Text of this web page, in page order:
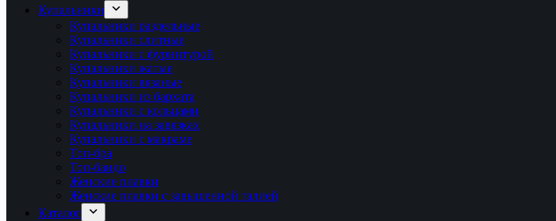
Купальники
Купальники раздельные
Купальники слитные
Купальники с фурнитурой
Купальники жатые
Купальники вязаные
Купальники из бархата
Купальники с кольцами
Купальники на завязках
Купальники с макраме
Топ-бра
Топ-бандо
Женские плавки
Женские плавки с завышенной талией
Каталог